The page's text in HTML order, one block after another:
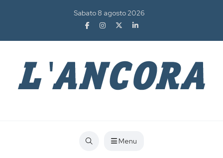
Sabato 8 agosto 2026
Menu